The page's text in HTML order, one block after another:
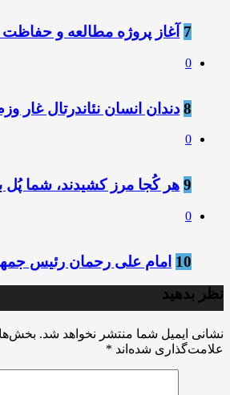
7 آغاز پروژه مطالعه و
0
8 دندان انسان نئاندرتال غار
0
9 هر کُجا مرز کشیدند، شما پُل
0
10 امام علی رحمان رئیس
نظر بدهید
نشانی ایمیل شما منتشر نخواهد شد.
علامت‌گذاری شده‌اند *